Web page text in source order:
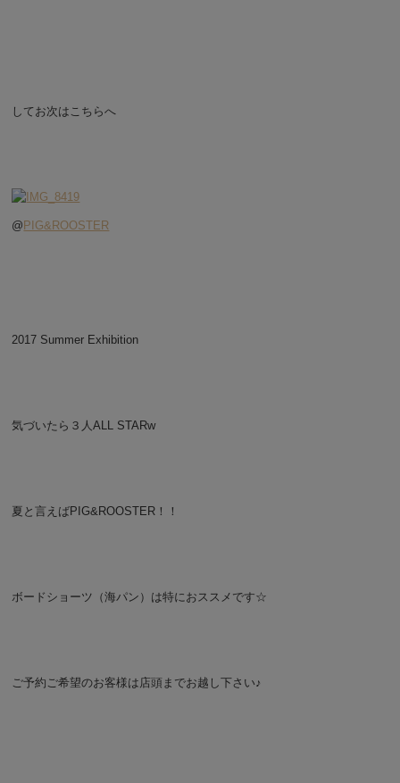
してお次はこちらへ
@ PIG&ROOSTER
2017 Summer Exhibition
気づいたら３人ALL STARw
夏と言えばPIG&ROOSTER！！
ボードショーツ（海パン）は特におススメです☆
ご予約ご希望のお客様は店頭までお越し下さい♪